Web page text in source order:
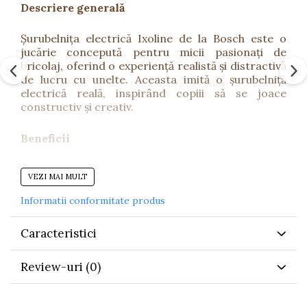
Descriere generală
Șurubelnița electrică Ixoline de la Bosch este o
jucărie concepută pentru micii pasionați de
bricolaj, oferind o experiență realistă și distractivă
de lucru cu unelte. Aceasta imită o șurubelniță
electrică reală, inspirând copiii să se joace
constructiv și creativ.
Beneficii
Încurajează jocul de rol și imitația activităților
reale
Dezvoltă abilitățile motorii fine și coordonarea
mână–ochi
Stimulează creativitatea și imaginația în jocurile
de construcție
Oferă o experiență realistă datorită efectelor
VEZI MAI MULT
Informatii conformitate produs
Caracteristici
Review-uri (0)